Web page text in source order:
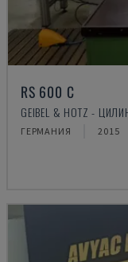
RS 600 C
GEIBEL & HOTZ -
ГЕРМАНИЯ 2015